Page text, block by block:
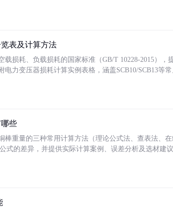
表及计算方法
载损耗、负载损耗的国家标准（GB/T 10228-2015），
电力变压器损耗计算实例表格，涵盖SCB10/SCB13等
些
棒重量的三种常用计算方法（理论公式法、查表法、
式的差异，并提供实际计算案例、误差分析及选材建